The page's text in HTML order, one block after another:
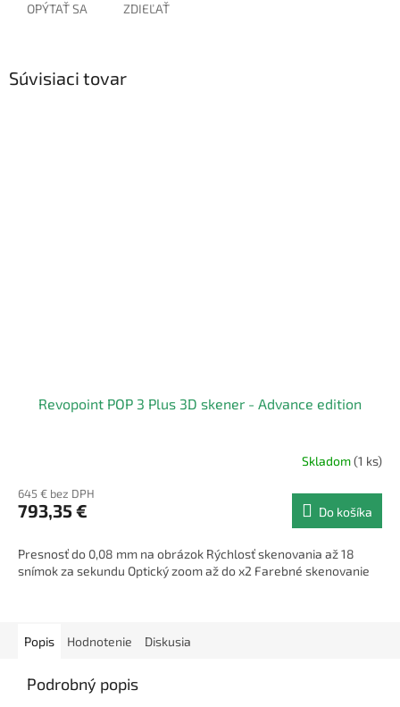
OPÝTAŤ SA ZDIEĽAŤ
Súvisiaci tovar
Revopoint POP 3 Plus 3D skener - Advance edition
Skladom(1 ks)
645 € bez DPH
793,35 € Do košíka
Presnosť do 0,08 mm na obrázok Rýchlosť skenovania až 18
snímok za sekundu Optický zoom až do x2 Farebné skenovanie
Popis Hodnotenie Diskusia
Podrobný popis